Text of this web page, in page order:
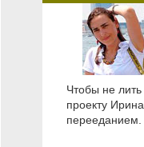
Чтобы не
проекту
перееданием.